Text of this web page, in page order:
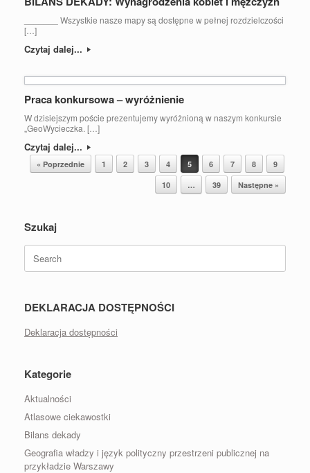
_______ Wszystkie nasze mapy są dostępne w pełnej rozdzielczości
[…]
Czytaj dalej...
Praca konkursowa – wyróżnienie
W dzisiejszym poście prezentujemy wyróżnioną w naszym konkursie
„GeoWycieczka. […]
Czytaj dalej...
Post navigation
« Poprzednie 1 2 3 4 5 6 7 8
9
10
… 39 Następne »
Szukaj
Search
for:
DEKLARACJA DOSTĘPNOŚCI
Deklaracja dostępności
Kategorie
Aktualności
Atlasowe ciekawostki
Bilans dekady
Geografia władzy i język polityczny przestrzeni publicznej na
przykładzie Warszawy